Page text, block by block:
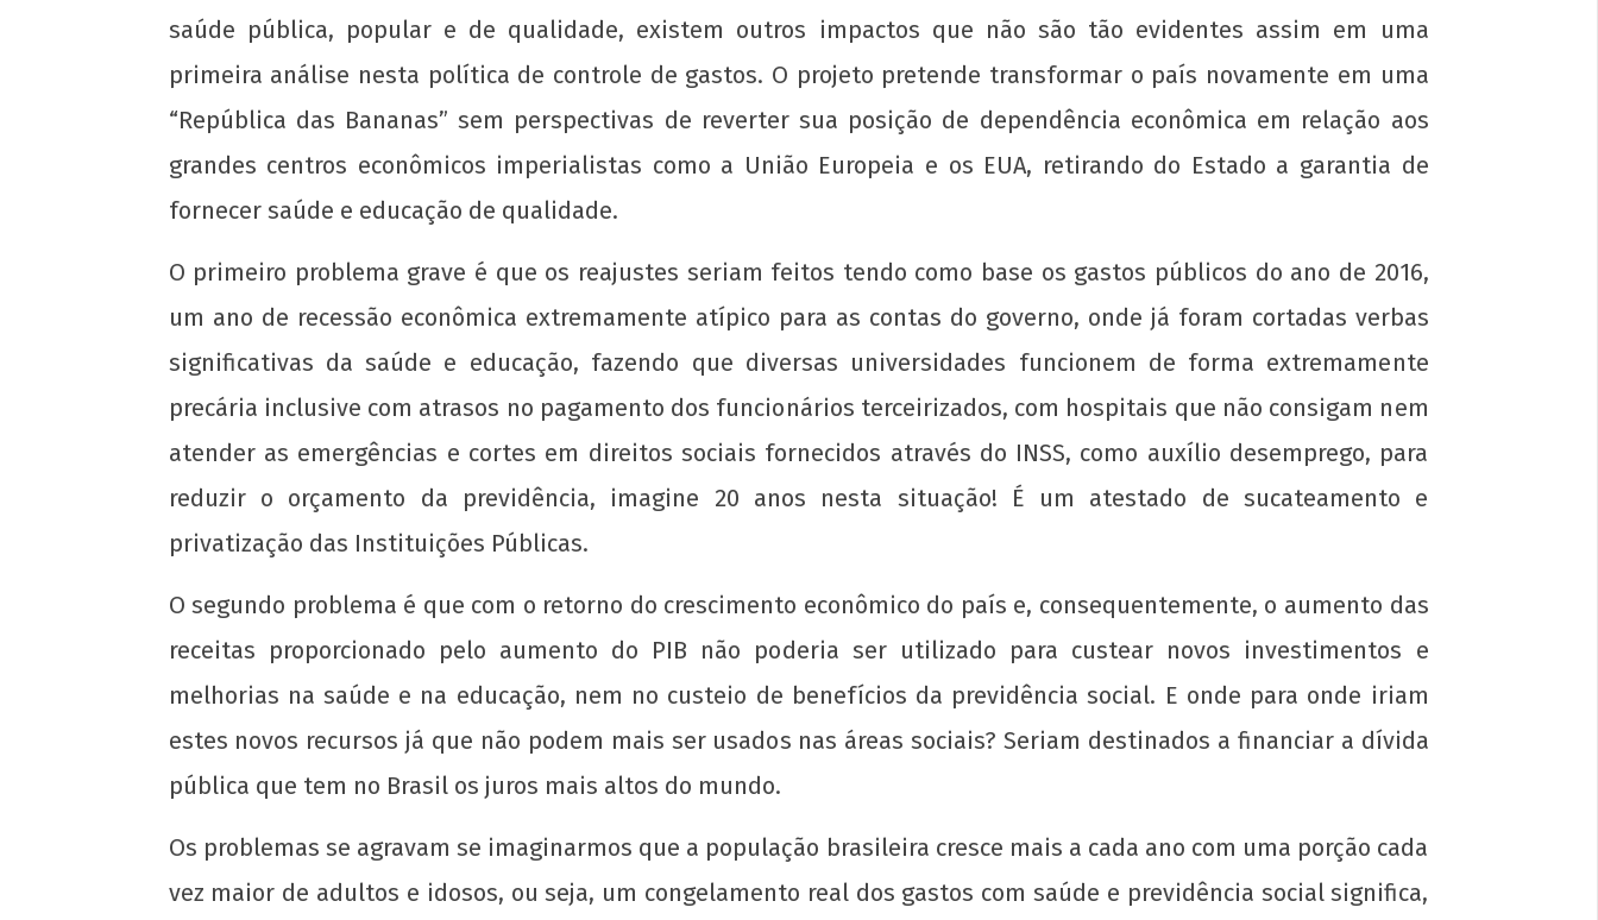
saúde pública, popular e de qualidade, existem outros impactos que não são tão evidentes assim em uma
primeira análise nesta política de controle de gastos. O projeto pretende transformar o país novamente em uma
“República das Bananas” sem perspectivas de reverter sua posição de dependência econômica em relação aos
grandes centros econômicos imperialistas como a União Europeia e os EUA, retirando do Estado a garantia de
fornecer saúde e educação de qualidade.
O primeiro problema grave é que os reajustes seriam feitos tendo como base os gastos públicos do ano de 2016,
um ano de recessão econômica extremamente atípico para as contas do governo, onde já foram cortadas verbas
significativas da saúde e educação, fazendo que diversas universidades funcionem de forma extremamente
precária inclusive com atrasos no pagamento dos funcionários terceirizados, com hospitais que não consigam nem
atender as emergências e cortes em direitos sociais fornecidos através do INSS, como auxílio desemprego, para
reduzir o orçamento da previdência, imagine 20 anos nesta situação! É um atestado de sucateamento e
privatização das Instituições Públicas.
O segundo problema é que com o retorno do crescimento econômico do país e, consequentemente, o aumento das
receitas proporcionado pelo aumento do PIB não poderia ser utilizado para custear novos investimentos e
melhorias na saúde e na educação, nem no custeio de benefícios da previdência social. E onde para onde iriam
estes novos recursos já que não podem mais ser usados nas áreas sociais? Seriam destinados a financiar a dívida
pública que tem no Brasil os juros mais altos do mundo.
Os problemas se agravam se imaginarmos que a população brasileira cresce mais a cada ano com uma porção cada
vez maior de adultos e idosos, ou seja, um congelamento real dos gastos com saúde e previdência social significa,